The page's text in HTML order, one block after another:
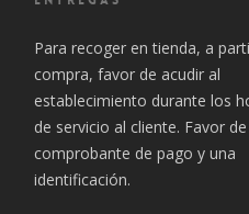
Para recoger en tienda, a
compra, favor de acudir al
establecimiento durante los
de servicio al cliente. Favor
comprobante de pago y una
identificación.